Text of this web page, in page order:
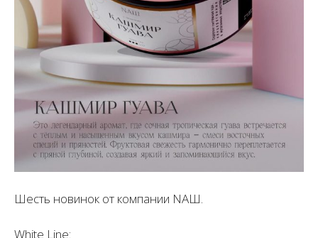
Шесть новинок от компании NAШ.
White Line: